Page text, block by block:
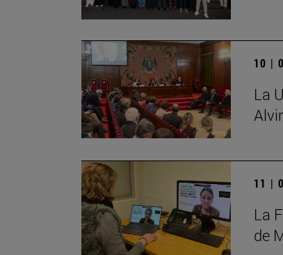
10 |
La
11 |
La
de